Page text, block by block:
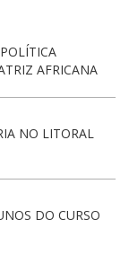
AFRICANA
NO LITORAL
DO CURSO